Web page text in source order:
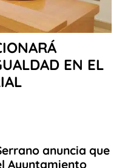
EN EL
anuncia que
Ayuntamiento